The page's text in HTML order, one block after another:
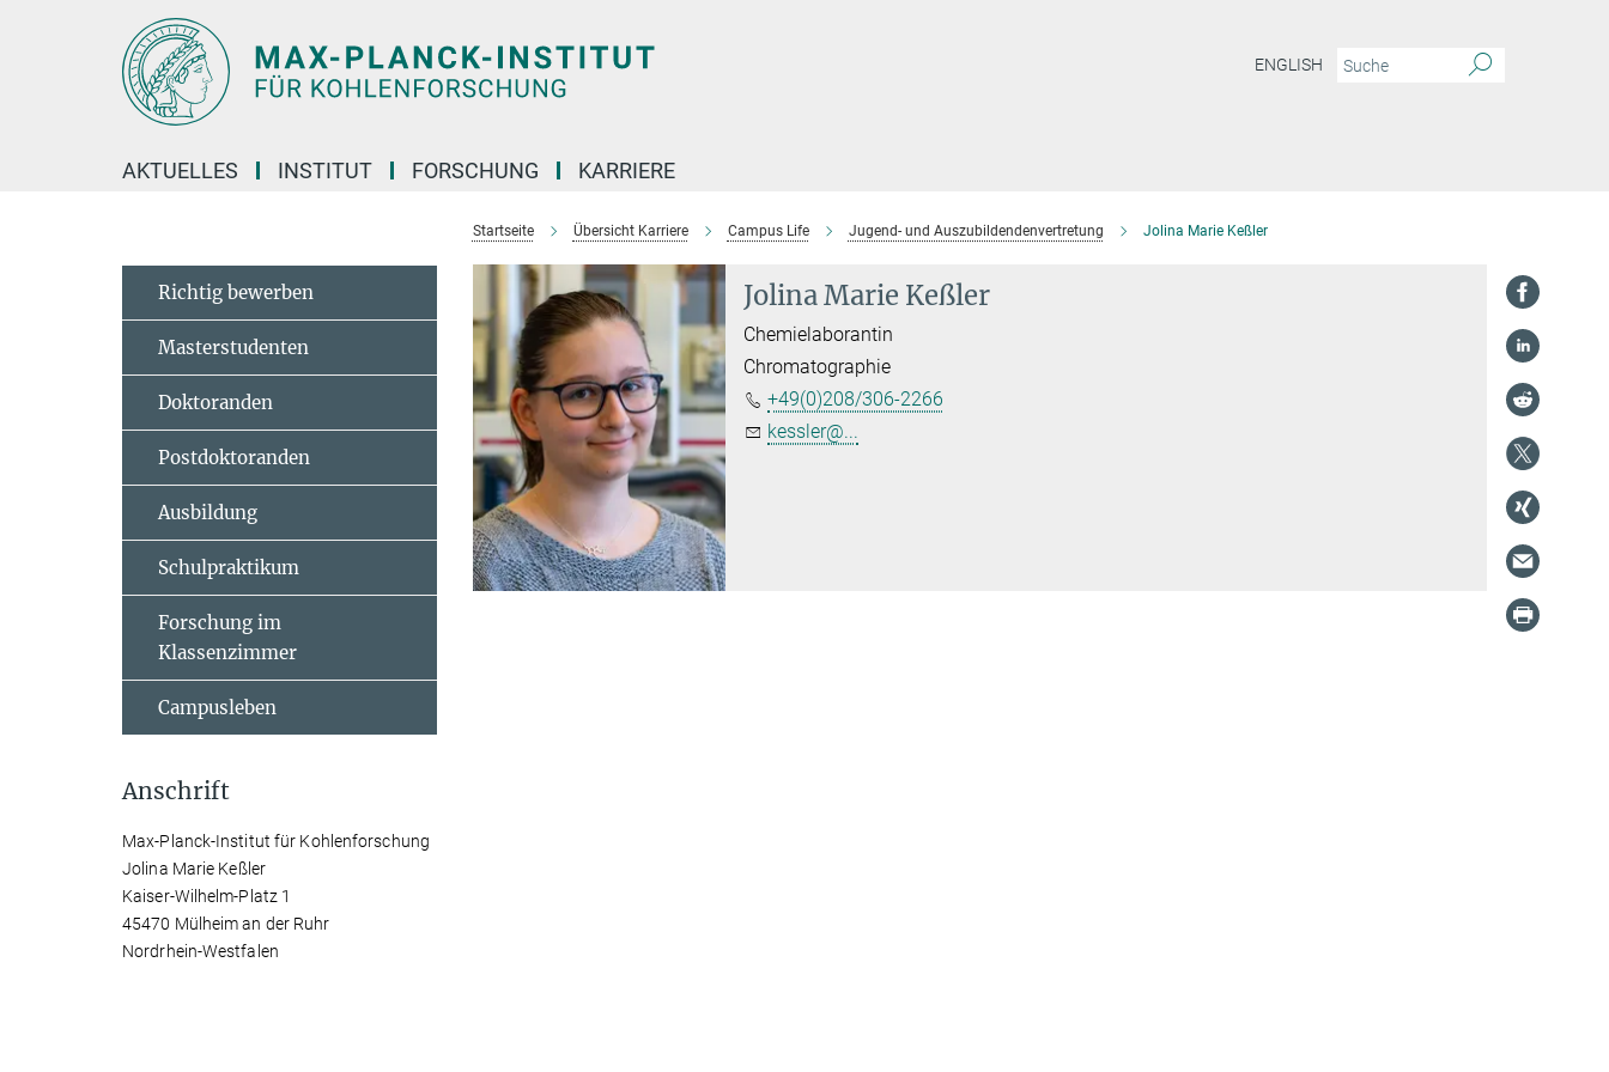
ENGLISH
AKTUELLES INSTITUT FORSCHUNG KARRIERE
Startseite Übersicht Karriere Campus Life Jugend- und Auszubildendenvertretung Jolina Marie Keßler
Jolina Marie Keßler
Chemielaborantin
Chromatographie
+49(0)208/306-2266
kessler@...
Richtig bewerben
Masterstudenten
Doktoranden
Postdoktoranden
Ausbildung
Schulpraktikum
Forschung im
Klassenzimmer
Campusleben
Anschrift
Max-Planck-Institut für Kohlenforschung
Jolina Marie Keßler
Kaiser-Wilhelm-Platz 1
45470 Mülheim an der Ruhr
Nordrhein-Westfalen